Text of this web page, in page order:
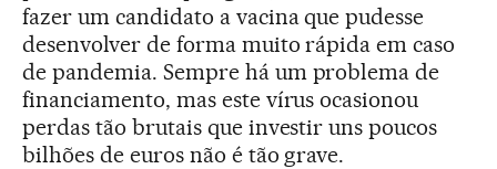
fazer um candidato a vacina que pudesse
desenvolver de forma muito rápida em caso
de pandemia. Sempre há um problema de
financiamento, mas este vírus ocasionou
perdas tão brutais que investir uns poucos
bilhões de euros não é tão grave.